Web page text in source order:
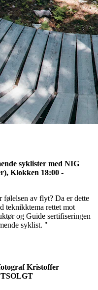
syklister med NIG
Klokken 18:00 -
av flyt? Da er dette
teknikktema rettet mot
og Guide sertifiseringen
syklist. "
Kristoffer